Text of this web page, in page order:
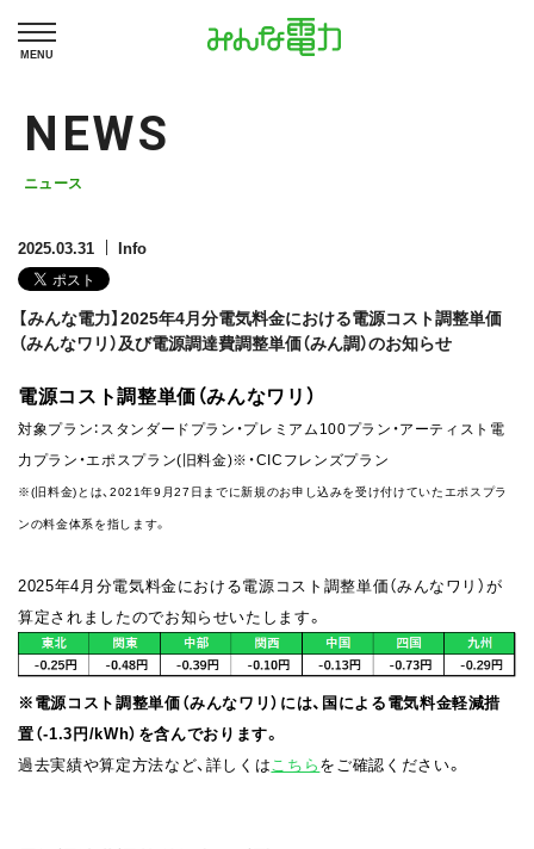
MENU
NEWS
ニュース
2025.03.31 Info
【みんな電力】2025年4月分電気料金における電源コスト調整単価
（みんなワリ）及び電源調達費調整単価（みん調）のお知らせ
電源コスト調整単価（みんなワリ）
対象プラン：スタンダードプラン・プレミアム100プラン・アーティスト電
力プラン・エポスプラン(旧料金)※・CICフレンズプラン
※(旧料金)とは、2021年9月27日までに新規のお申し込みを受け付けていたエポスプラ
ンの料金体系を指します。
2025年4月分電気料金における電源コスト調整単価（みんなワリ）が
算定されましたのでお知らせいたします。
※電源コスト調整単価（みんなワリ）には、国による電気料金軽減措
置（-1.3円/kWh）を含んでおります。
過去実績や算定方法など、詳しくはこちらをご確認ください。